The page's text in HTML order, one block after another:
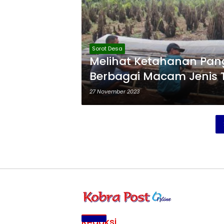
Sorot Desa
Melihat Ketahanan
Berbagai Macam Jenis
27 November 2023